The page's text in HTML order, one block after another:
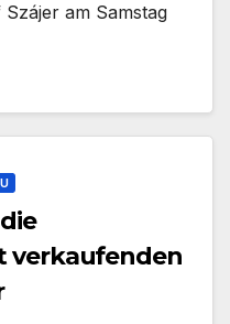
am Samstag
verkaufenden